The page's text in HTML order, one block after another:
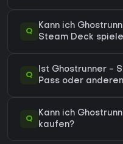
Q
Kann ich
Steam Deck
Q
Ist Ghostrunner -
Pass oder
Q
Kann ich
kaufen?